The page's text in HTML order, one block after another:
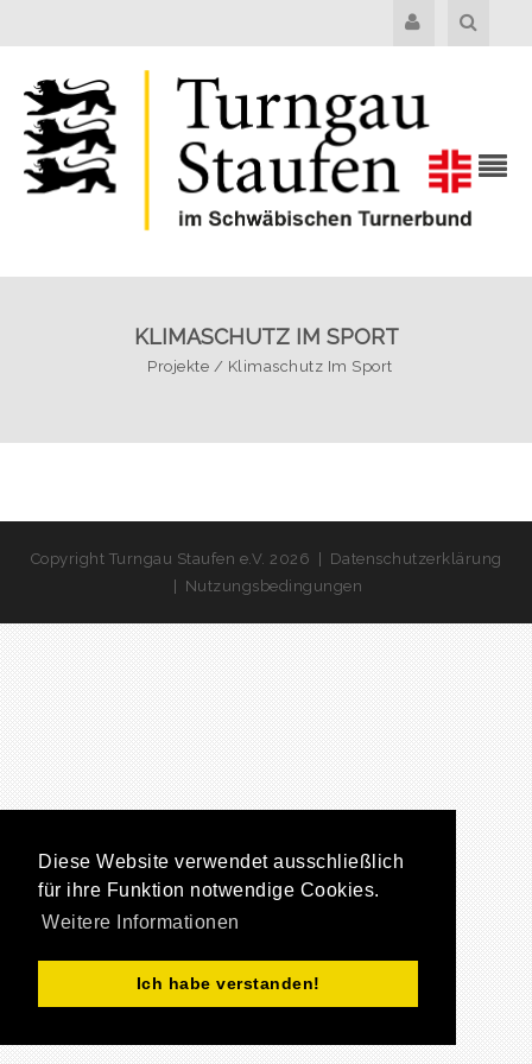
Diese Website verwendet ausschließlich
für ihre Funktion notwendige Cookies.
Weitere Informationen
Ich habe verstanden!
KLIMASCHUTZ IM SPORT
Projekte / Klimaschutz Im Sport
Copyright Turngau Staufen e.V. 2026
Datenschutzerklärung
Nutzungsbedingungen